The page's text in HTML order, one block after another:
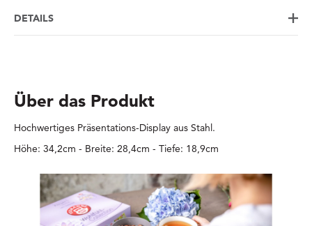
DETAILS
Über das Produkt
Hochwertiges Präsentations-Display aus Stahl.
Höhe: 34,2cm - Breite: 28,4cm - Tiefe: 18,9cm